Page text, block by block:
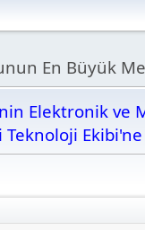
En Büyük
Elektronik ve
Teknoloji